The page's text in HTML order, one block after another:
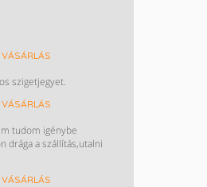
szigetjegyet.
tudom igénybe
drága a szállítás,utalni